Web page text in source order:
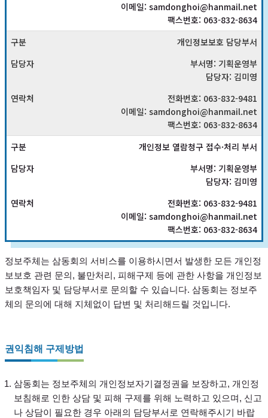
이메일: samdonghoi@hanmail.net
팩스번호: 063-832-8634
개인정보보호 담당부서
부서명: 기획운영부
담당자: 김미영
전화번호: 063-832-9481
이메일: samdonghoi@hanmail.net
팩스번호: 063-832-8634
개인정보 열람청구 접수·처리 부서
부서명: 기획운영부
담당자: 김미영
전화번호: 063-832-9481
이메일: samdonghoi@hanmail.net
팩스번호: 063-832-8634
정보주체는 삼동회의 서비스를 이용하시면서 발생한 모든 개인정
보보호 관련 문의, 불만처리, 피해구제 등에 관한 사항을 개인정보
보호책임자 및 담당부서로 문의할 수 있습니다. 삼동회는 정보주
체의 문의에 대해 지체없이 답변 및 처리해드릴 것입니다.
권익침해 구제방법
삼동회는 정보주체의 개인정보자기결정권을 보장하고, 개인정
보침해로 인한 상담 및 피해 구제를 위해 노력하고 있으며, 신고
나 상담이 필요한 경우 아래의 담당부서로 연락해주시기 바랍